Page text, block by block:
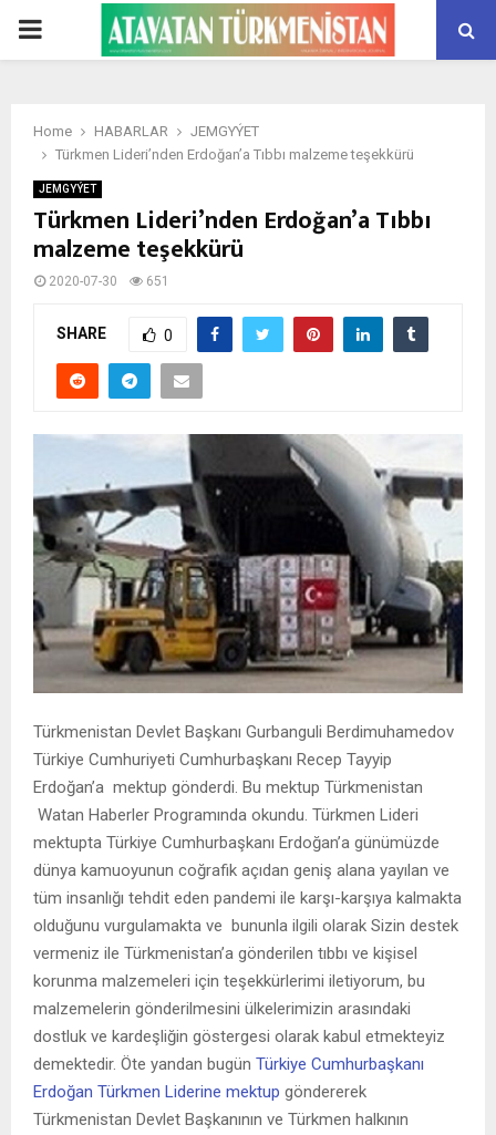
PRIMARY
Home HABARLAR
JEMGYÝET
Türkmen Lideri’nden Erdoğan’a Tıbbı malzeme teşekkürü
JEMGYÝET
Türkmen Lideri’nden Erdoğan’a Tıbbı
malzeme teşekkürü
2020-07-30 651
SHARE 0
Türkmenistan Devlet Başkanı Gurbanguli Berdimuhamedov
Türkiye Cumhuriyeti Cumhurbaşkanı Recep Tayyip
Erdoğan’a mektup gönderdi. Bu mektup Türkmenistan
Watan Haberler Programında okundu. Türkmen Lideri
mektupta Türkiye Cumhurbaşkanı Erdoğan’a günümüzde
dünya kamuoyunun coğrafik açıdan geniş alana yayılan ve
tüm insanlığı tehdit eden pandemi ile karşı-karşıya kalmakta
olduğunu vurgulamakta ve bununla ilgili olarak Sizin destek
vermeniz ile Türkmenistan’a gönderilen tıbbı ve kişisel
korunma malzemeleri için teşekkürlerimi iletiyorum, bu
malzemelerin gönderilmesini ülkelerimizin arasındaki
dostluk ve kardeşliğin göstergesi olarak kabul etmekteyiz
demektedir. Öte yandan bugün Türkiye Cumhurbaşkanı
Erdoğan Türkmen Liderine mektup göndererek
Türkmenistan Devlet Başkanının ve Türkmen halkının